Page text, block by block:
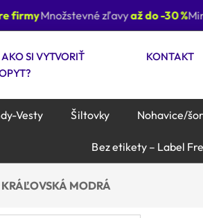
Množstevné zľavyaž do -30 %
AKO SI VYTVORIŤ
KONTAKT
Vesty Šiltovky Nohavice/
Bez etikety – Label
MODRÁ